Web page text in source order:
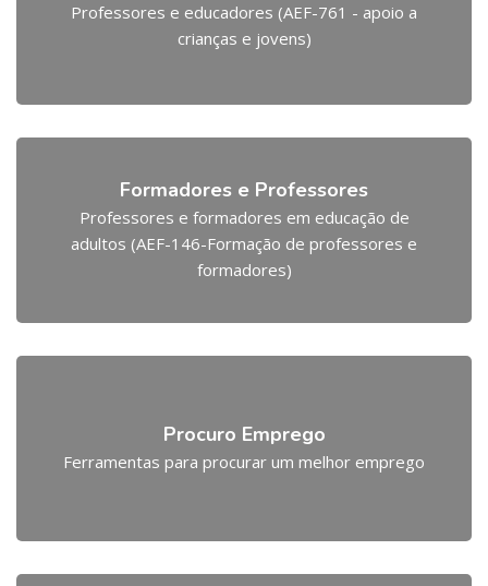
Professores e educadores (AEF-761 - apoio a
crianças e jovens)
Formadores e Professores
Professores e formadores em educação de
adultos (AEF-146-Formação de professores e
formadores)
Procuro Emprego
Ferramentas para procurar um melhor emprego